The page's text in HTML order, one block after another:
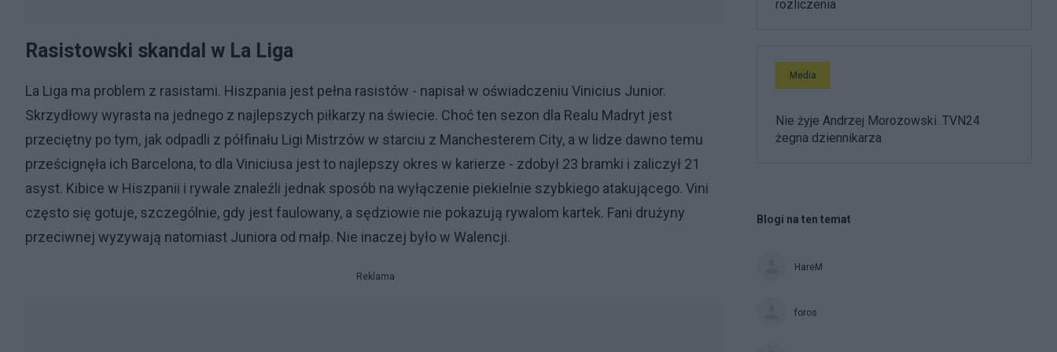
Rasistowski skandal w La Liga
La Liga ma problem z rasistami. Hiszpania jest pełna rasistów - napisał w oświadczeniu Vinicius Junior.
Skrzydłowy wyrasta na jednego z najlepszych piłkarzy na świecie. Choć ten sezon dla Realu Madryt jest
przeciętny po tym, jak odpadli z półfinału Ligi Mistrzów w starciu z Manchesterem City, a w lidze dawno temu
prześcignęła ich Barcelona, to dla Viniciusa jest to najlepszy okres w karierze - zdobył 23 bramki i zaliczył 21
asyst. Kibice w Hiszpanii i rywale znaleźli jednak sposób na wyłączenie piekielnie szybkiego atakującego. Vini
często się gotuje, szczególnie, gdy jest faulowany, a sędziowie nie pokazują rywalom kartek. Fani drużyny
przeciwnej wyzywają natomiast Juniora od małp. Nie inaczej było w Walencji.
Reklama
rozliczenia
Media
Nie żyje Andrzej Morozowski. TVN24
żegna dziennikarza
Blogi na ten temat
HareM
foros